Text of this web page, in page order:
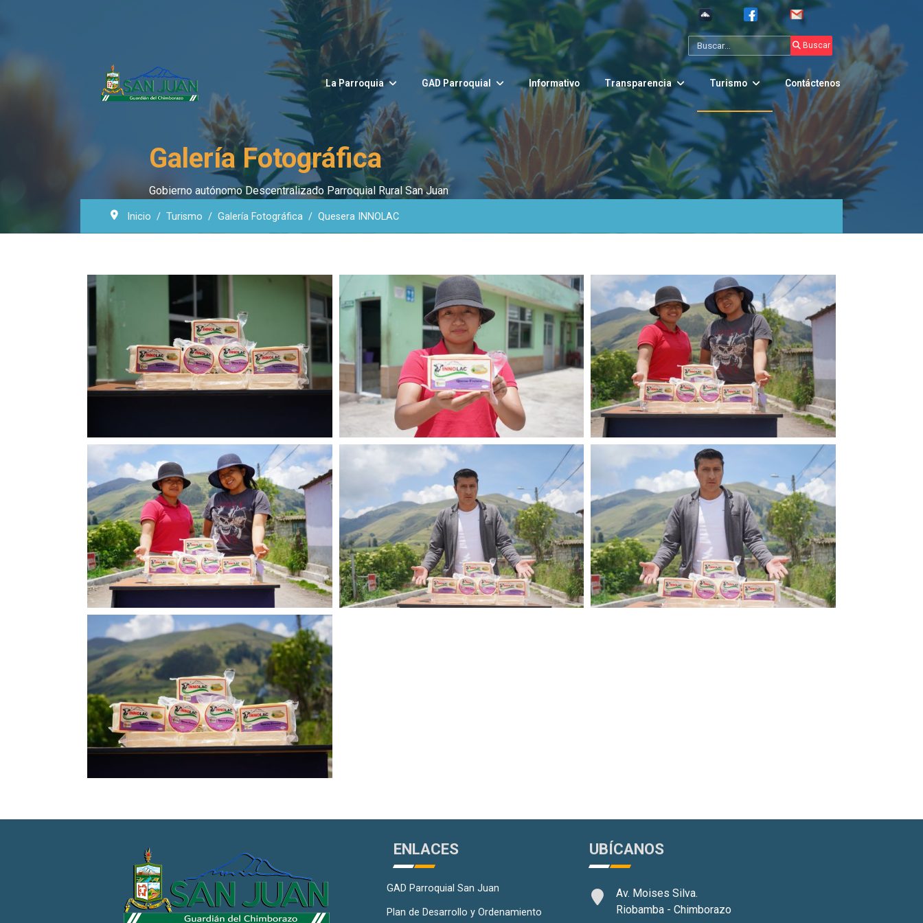
Go
Buscar
La Parroquia GAD Parroquial Informativo Transparencia Turismo Contáctenos
Galería Fotográfica
Gobierno autónomo Descentralizado Parroquial Rural San Juan
Inicio Turismo Galería Fotográfica Quesera INNOLAC
ENLACES
GAD Parroquial San Juan
Plan de Desarrollo y Ordenamiento
UBÍCANOS
Av. Moises Silva.
Riobamba - Chimborazo